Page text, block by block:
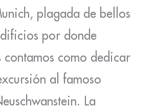
plagada de bellos
por donde
contamos como dedicar
al famoso
La